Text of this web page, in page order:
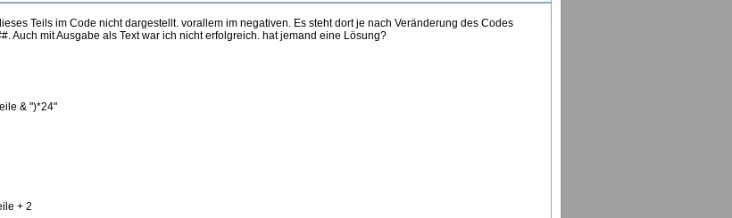
Teils im Code nicht dargestellt. vorallem im negativen. Es steht dort je nach Veränderung des Codes
Auch mit Ausgabe als Text war ich nicht erfolgreich. hat jemand eine Lösung?
& ")*24"
+ 2